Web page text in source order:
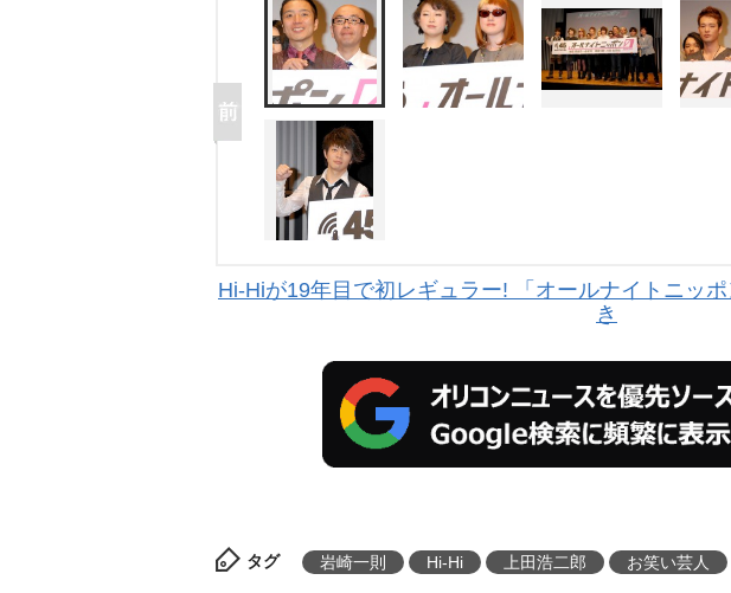
Hi-Hiが19年目で初レギュラー! 「オールナイトニッ
き
タグ 崎一則 Hi-Hi 上田浩二郎 お笑い芸人